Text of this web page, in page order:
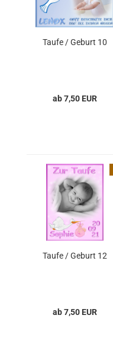
Taufe / Geburt 10
ab 7,50 EUR
Taufe / Geburt 12
ab 7,50 EUR